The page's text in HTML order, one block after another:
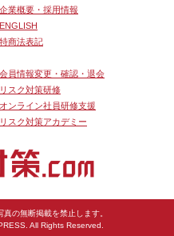
企業概要・採用情報
ENGLISH
特商法表記
会員情報変更・確認・退会
リスク対策研修
オンライン社員研修支援
リスク対策アカデミー
の無断掲載を禁止します。
All Rights Reserved.